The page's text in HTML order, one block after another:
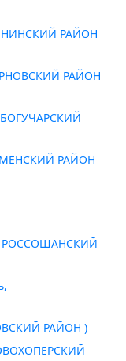
РАЙОН
РАЙОН
БОГУЧАРСКИЙ
РАЙОН
РОССОШАНСКИЙ
РАЙОН )